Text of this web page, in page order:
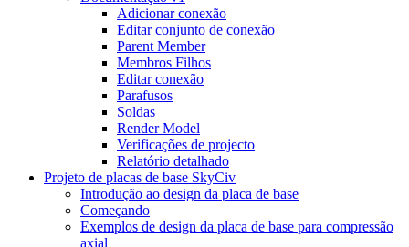
Adicionar conexão
Editar conjunto de conexão
Parent Member
Membros Filhos
Editar conexão
Parafusos
Soldas
Render Model
Verificações de projecto
Relatório detalhado
Projeto de placas de base SkyCiv
Introdução ao design da placa de base
Começando
Exemplos de design da placa de base para compressão
axial